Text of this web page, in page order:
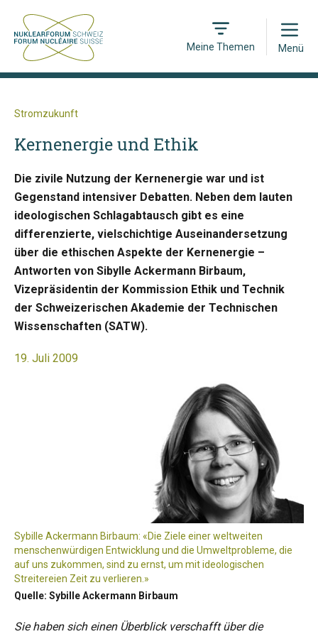
Meine Themen
Open
Menü
Stromzukunft
Kernenergie und Ethik
Die zivile Nutzung der Kernenergie war und ist
Gegenstand intensiver Debatten. Neben dem lauten
ideologischen Schlagabtausch gibt es eine
differenzierte, vielschichtige Auseinandersetzung
über die ethischen Aspekte der Kernenergie –
Antworten von Sibylle Ackermann Birbaum,
Vizepräsidentin der Kommission Ethik und Technik
der Schweizerischen Akademie der Technischen
Wissenschaften (SATW).
19. Juli 2009
Sybille Ackermann Birbaum: «Die Ziele einer weltweiten
menschenwürdigen Entwicklung und die Umweltprobleme, die
auf uns zukommen, sind zu ernst, um mit ideologischen
Streitereien Zeit zu verlieren.»
Quelle: Sybille Ackermann Birbaum
Sie haben sich einen Überblick verschafft über die